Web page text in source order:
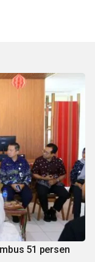
51 persen